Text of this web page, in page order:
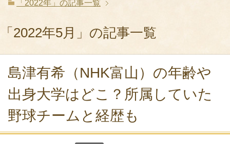
「2022年」の記事一覧
「2022年5月」の記事一覧
島津有希（NHK富山）の年齢や
出身大学はどこ？所属していた
野球チームと経歴も